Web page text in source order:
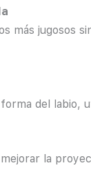
más jugosos
del labio,
la